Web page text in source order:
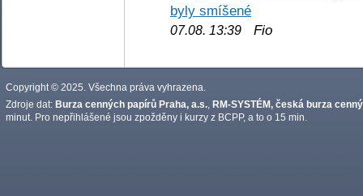
byly smíšené
07.08. 13:39 Fio
Copyright © 2025. Všechna práva vyhrazena.
Zdroje dat: Burza cenných papírů Praha, a.s. RM-SYSTÉM, česká burza
minut. Pro nepřihlášené jsou zpožděny i kurzy z BCPP, a to o 15 min.